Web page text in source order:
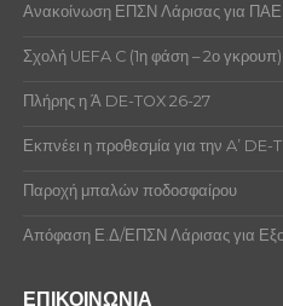
Ανακοίνωση ΕΠΣΝ Λάρισας για ΠΑΕ
Σχολή UEFA C (1η φάση – 2ο γκρουπ)
Πλήρης η Ά DE-TOX 26-27
Εκπνέει η προθεσμία για την A’ DE-
Παροχή μπαλών ποδοσφαίρου
Απόφαση Ε.Δ/ΕΠΣΝ Λάρισας για
ΕΠΙΚΟΙΝΩΝΙΑ